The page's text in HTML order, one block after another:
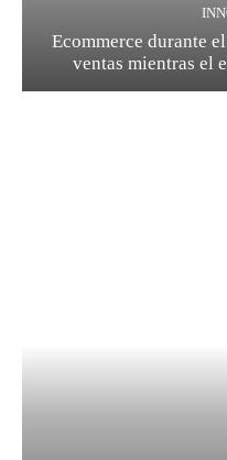
Ecommerce durante
ventas mientras el